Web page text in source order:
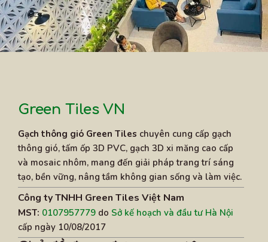
Green Tiles VN
Gạch thông gió Green Tiles chuyên cung cấp gạch
thông gió, tấm ốp 3D PVC, gạch 3D xi măng cao cấp
và mosaic nhôm, mang đến giải pháp trang trí sáng
tạo, bền vững, nâng tầm không gian sống và làm việc.
Công ty TNHH Green Tiles Việt Nam
MST: 0107957779 do Sở kế hoạch và đầu tư Hà Nội
cấp ngày 10/08/2017